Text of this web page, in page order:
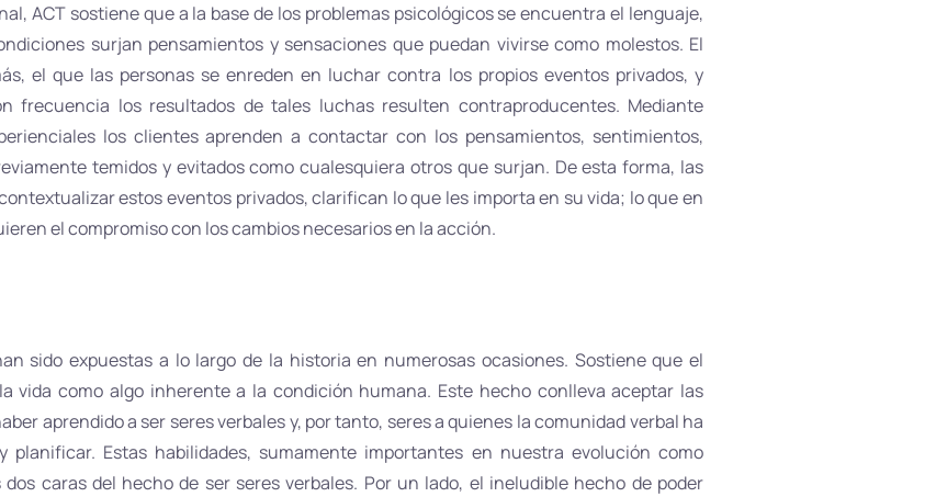
ACT sostiene que a la base de los problemas psicológicos se encuentra el lenguaje,
surjan pensamientos y sensaciones que puedan vivirse como molestos. El
el que las personas se enreden en luchar contra los propios eventos privados, y
frecuencia los resultados de tales luchas resulten contraproducentes. Mediante
los clientes aprenden a contactar con los pensamientos, sentimientos,
temidos y evitados como cualesquiera otros que surjan. De esta forma, las
estos eventos privados, clarifican lo que les importa en su vida; lo que en
el compromiso con los cambios necesarios en la acción.
sido expuestas a lo largo de la historia en numerosas ocasiones. Sostiene que el
vida como algo inherente a la condición humana. Este hecho conlleva aceptar las
aprendido a ser seres verbales y, por tanto, seres a quienes la comunidad verbal ha
planificar. Estas habilidades, sumamente importantes en nuestra evolución como
caras del hecho de ser seres verbales. Por un lado, el ineludible hecho de poder